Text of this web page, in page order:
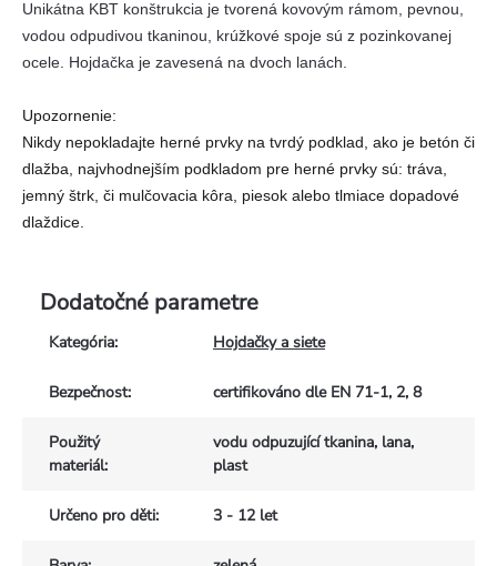
Unikátna KBT konštrukcia je tvorená kovovým rámom, pevnou,
vodou odpudivou tkaninou, krúžkové spoje sú z pozinkovanej
ocele. Hojdačka je zavesená na dvoch lanách.
Upozornenie:
Nikdy nepokladajte herné prvky na tvrdý podklad, ako je betón či
dlažba, najvhodnejším podkladom pre herné prvky sú: tráva,
jemný štrk, či mulčovacia kôra, piesok alebo tlmiace dopadové
dlaždice.
Dodatočné parametre
Kategória: Hojdačky a siete
Bezpečnost: certifikováno dle EN 71-1, 2, 8
Použitý
materiál:
vodu odpuzující tkanina, lana,
plast
Určeno pro děti: 3 - 12 let